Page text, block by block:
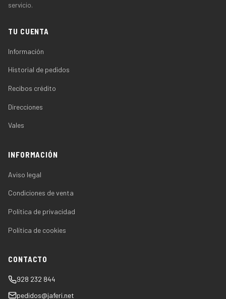
servicio.
TU CUENTA
Información
Historial de pedidos
Recibos crédito
Direcciones
Vales
INFORMACIÓN
Aviso legal
Condiciones de venta
Política de privacidad
Política de cookies
CONTACTO
928 232 844
pedidos@jaferi.net